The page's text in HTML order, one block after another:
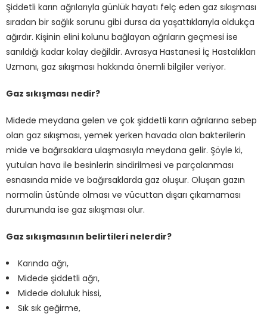
Şiddetli karın ağrılarıyla günlük hayatı felç eden gaz sıkışması
sıradan bir sağlık sorunu gibi dursa da yaşattıklarıyla oldukça
ağırdır. Kişinin elini kolunu bağlayan ağrıların geçmesi ise
sanıldığı kadar kolay değildir. Avrasya Hastanesi İç Hastalıkları
Uzmanı, gaz sıkışması hakkında önemli bilgiler veriyor.
Gaz sıkışması nedir?
Midede meydana gelen ve çok şiddetli karın ağrılarına sebep
olan gaz sıkışması, yemek yerken havada olan bakterilerin
mide ve bağırsaklara ulaşmasıyla meydana gelir. Şöyle ki,
yutulan hava ile besinlerin sindirilmesi ve parçalanması
esnasında mide ve bağırsaklarda gaz oluşur. Oluşan gazın
normalin üstünde olması ve vücuttan dışarı çıkamaması
durumunda ise gaz sıkışması olur.
Gaz sıkışmasının belirtileri nelerdir?
Karında ağrı,
Midede şiddetli ağrı,
Midede doluluk hissi,
Sık sık geğirme,